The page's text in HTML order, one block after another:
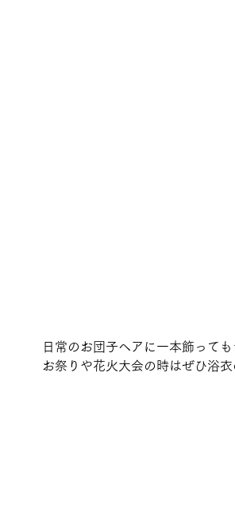
日常のお団子ヘアに一本飾って
お祭りや花火大会の時はぜひ浴